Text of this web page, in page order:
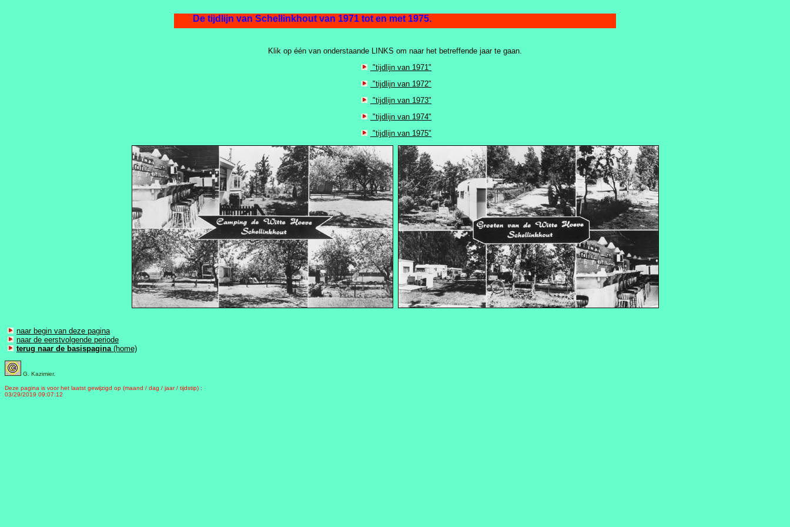
De tijdlijn van Schellinkhout van 1971 tot en met 1975.
Klik op één van onderstaande LINKS om naar het betreffende jaar te gaan.
"tijdlijn van 1971"
"tijdlijn van 1972"
"tijdlijn van 1973"
"tijdlijn van 1974"
"tijdlijn van 1975"
naar begin van deze pagina
naar de eerstvolgende periode
terug naar de basispagina(home)
G. Kazimier.
Deze pagina is voor het laatst gewijzigd op (maand / dag / jaar / tijdstip) :
03/29/2019 09:07:12